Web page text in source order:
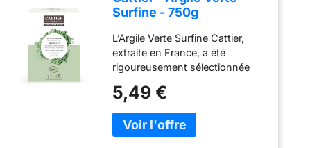
Surfine - 750g
L’Argile Verte Surfine Cattier,
extraite en France, a été
rigoureusement sélectionnée
Elle est traditionnellement
utilisée en masques,
cataplasmes et eau d’argile Elle
est particulièrement bien
5,49 €